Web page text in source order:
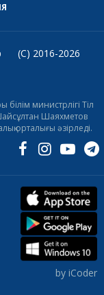
(C) 2016-2026
министрлігі Тіл
Шаяхметов
орталығы әзірледі.
by iCoder